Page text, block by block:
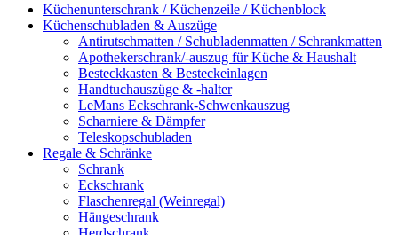
Küchenunterschrank / Küchenzeile / Küchenblock
Küchenschubladen & Auszüge
Antirutschmatten / Schubladenmatten / Schrankmatten
Apothekerschrank/-auszug für Küche & Haushalt
Besteckkasten & Besteckeinlagen
Handtuchauszüge & -halter
LeMans Eckschrank-Schwenkauszug
Scharniere & Dämpfer
Teleskopschubladen
Regale & Schränke
Schrank
Eckschrank
Flaschenregal (Weinregal)
Hängeschrank